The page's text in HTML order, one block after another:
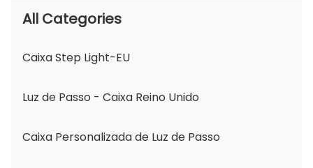
All Categories
Caixa Step Light-EU
Luz de Passo - Caixa Reino Unido
Caixa Personalizada de Luz de Passo